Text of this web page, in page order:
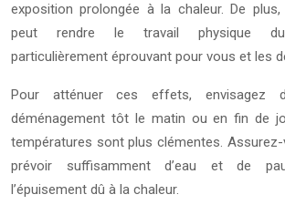
exposition prolongée à la chaleur. De
peut rendre le travail physique du
particulièrement éprouvant pour vous et les
Pour atténuer ces effets, envisagez
déménagement tôt le matin ou en fin de
températures sont plus clémentes.
prévoir suffisamment d’eau et de
l’épuisement dû à la chaleur.